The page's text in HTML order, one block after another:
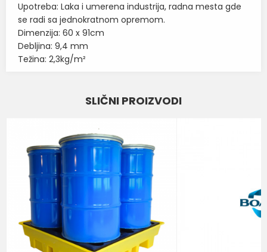
Upotreba: Laka i umerena industrija, radna mesta gde
se radi sa jednokratnom opremom.
Dimenzija: 60 x 91cm
Debljina: 9,4 mm
Težina: 2,3kg/m²
Proizvodi
Brend
NOTRAX
Poruka
SLIČNI PROIZVODI